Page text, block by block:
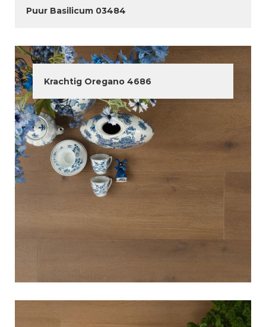
Puur Basilicum 03484
Krachtig Oregano 4686